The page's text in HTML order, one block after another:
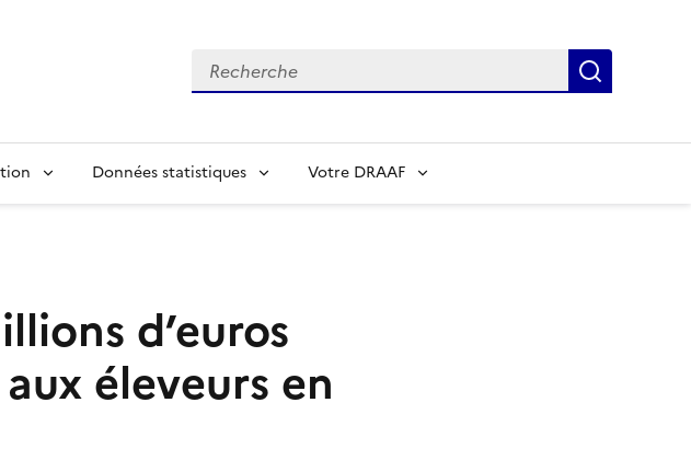
Recherche
Données statistiques Votre DRAAF
d’euros
éleveurs en